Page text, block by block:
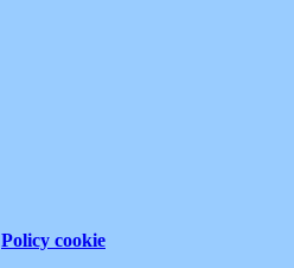
Policy cookie